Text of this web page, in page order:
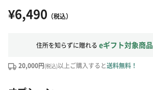
¥6,490 （税込）
住所を知らずに贈れる eギフト対象商品
20,000円(税込)以上ご購入すると送料無料！